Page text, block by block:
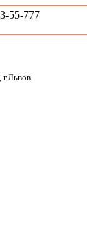
55-777